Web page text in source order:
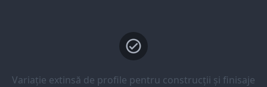
Variație extinsă de profile pentru construcții și finisaje